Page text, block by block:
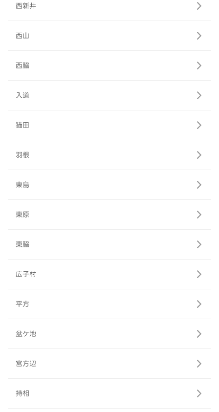
西新井
西山
西脇
入道
猫田
羽根
東島
東原
東脇
広子村
平方
盆ケ池
宮方辺
持相